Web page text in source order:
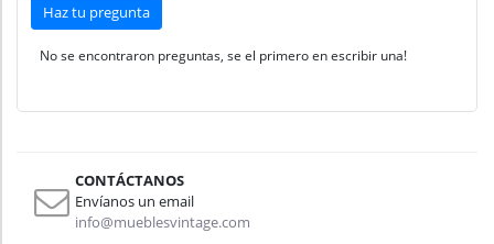
Haz tu pregunta
No se encontraron preguntas, se el primero en escribir una!
CONTÁCTANOS
Envíanos un email
info@mueblesvintage.com